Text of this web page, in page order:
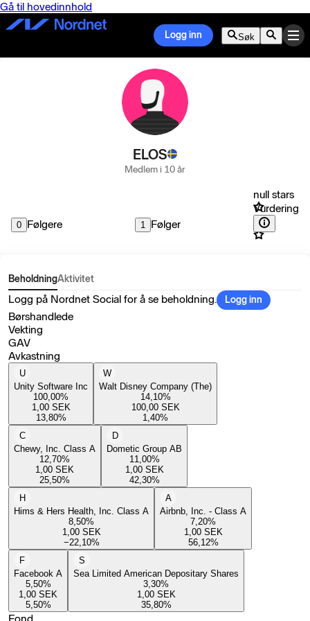
Gå til hovedinnhold
Logg inn Søk
ELOS
Medlem i 10 år
0 Følgere 1 Følger
null stars
Vurdering
BeholdningAktivitet
Logg på Nordnet Social for å se beholdning. Logg inn
Børshandlede
Vekting
GAV
Avkastning
U
Unity Software Inc
100,00%
1,00 SEK
13,80%
W
Walt Disney Company (The)
14,10%
100,00 SEK
1,40%
C
Chewy, Inc. Class A
12,70%
1,00 SEK
25,50%
D
Dometic Group AB
11,00%
1,00 SEK
42,30%
H
Hims & Hers Health, Inc. Class A
8,50%
1,00 SEK
−22,10%
A
Airbnb, Inc. - Class A
7,20%
1,00 SEK
56,12%
F
Facebook A
5,50%
1,00 SEK
5,50%
S
Sea Limited American Depositary Shares
3,30%
1,00 SEK
35,80%